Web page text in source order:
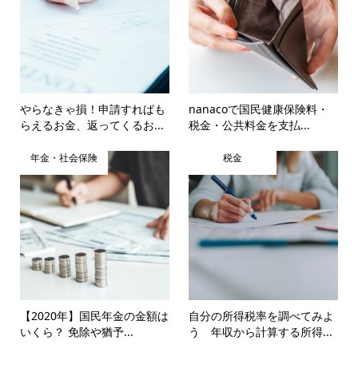
やらなきゃ損！申請すればも
らえるお金、返ってくるお...
nanacoで国民健康保険料・
税金・公共料金を支払...
年金・社会保険
【2020年】国民年金の金額は
いくら？ 免除や猶予...
税金
自分の所得税率を調べてみよ
う 年収から計算する所得...